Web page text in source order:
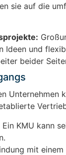
sie auf die
Ideen und
beider
Unternehmen
Ein KMU kann
mit